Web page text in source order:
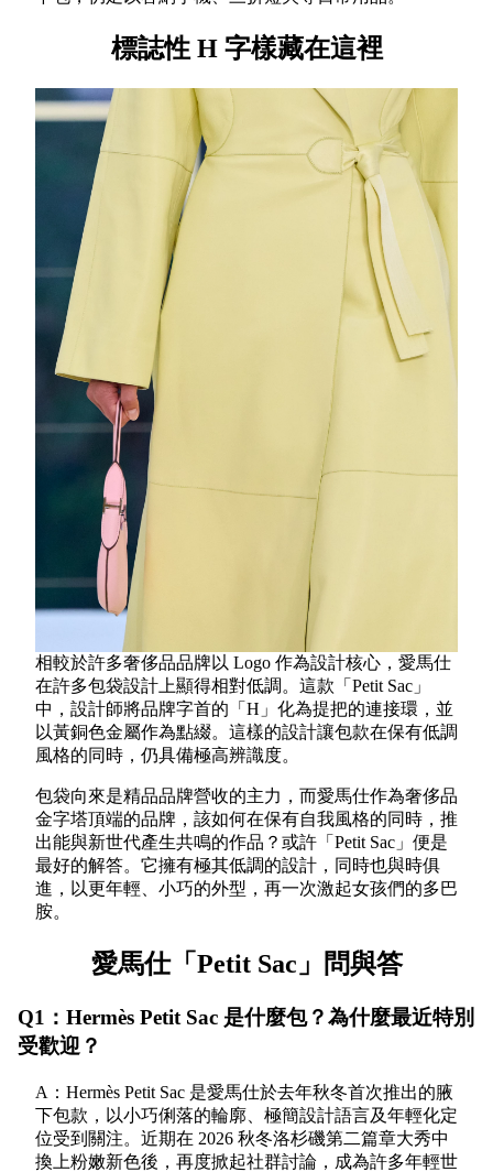
標誌性 H 字樣藏在這裡
相較於許多奢侈品品牌以 Logo 作為設計核心，愛馬仕
在許多包袋設計上顯得相對低調。這款「Petit Sac」
中，設計師將品牌字首的「H」化為提把的連接環，並
以黃銅色金屬作為點綴。這樣的設計讓包款在保有低調
風格的同時，仍具備極高辨識度。
包袋向來是精品品牌營收的主力，而愛馬仕作為奢侈品
金字塔頂端的品牌，該如何在保有自我風格的同時，推
出能與新世代產生共鳴的作品？或許「Petit Sac」便是
最好的解答。它擁有極其低調的設計，同時也與時俱
進，以更年輕、小巧的外型，再一次激起女孩們的多巴
胺。
愛馬仕「Petit Sac」問與答
Q1：Hermès Petit Sac 是什麼包？為什麼最近特別
受歡迎？
A：Hermès Petit Sac 是愛馬仕於去年秋冬首次推出的腋
下包款，以小巧俐落的輪廓、極簡設計語言及年輕化定
位受到關注。近期在 2026 秋冬洛杉磯第二篇章大秀中
換上粉嫩新色後，再度掀起社群討論，成為許多年輕世